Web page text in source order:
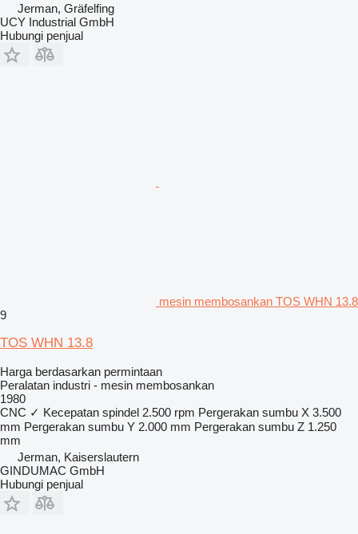
Jerman, Gräfelfing
UCY Industrial GmbH
Hubungi penjual
mesin membosankan TOS WHN 13.8
9
TOS WHN 13.8
Harga berdasarkan permintaan
Peralatan industri - mesin membosankan
1980
CNC ✓ Kecepatan spindel 2.500 rpm Pergerakan sumbu X 3.500
mm Pergerakan sumbu Y 2.000 mm Pergerakan sumbu Z 1.250
mm
Jerman, Kaiserslautern
GINDUMAC GmbH
Hubungi penjual